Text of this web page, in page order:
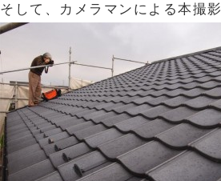
そして、カメラマンによる本撮